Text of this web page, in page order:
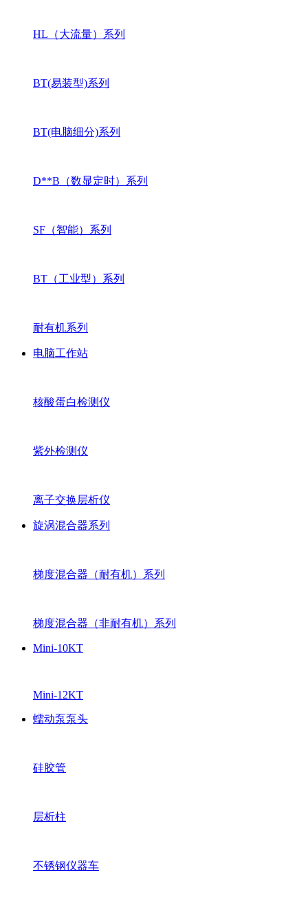
HL（大流量）系列
BT(易装型)系列
BT(电脑细分)系列
D**B（数显定时）系列
SF（智能）系列
BT（工业型）系列
耐有机系列
电脑工作站
核酸蛋白检测仪
紫外检测仪
离子交换层析仪
旋涡混合器系列
梯度混合器（耐有机）系列
梯度混合器（非耐有机）系列
Mini-10KT
Mini-12KT
蠕动泵泵头
硅胶管
层析柱
不锈钢仪器车